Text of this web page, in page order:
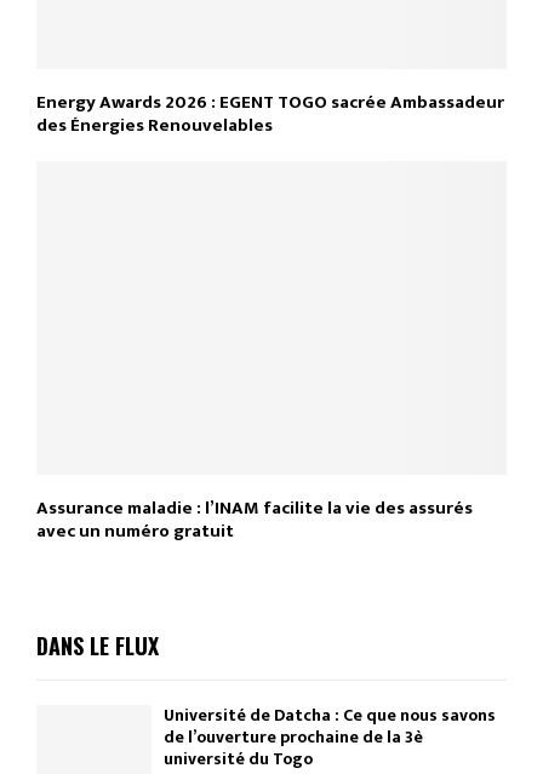
Energy Awards 2026 : EGENT TOGO sacrée Ambassadeur
des Énergies Renouvelables
Assurance maladie : l’INAM facilite la vie des assurés
avec un numéro gratuit
DANS LE FLUX
Université de Datcha : Ce que nous savons
de l’ouverture prochaine de la 3è
université du Togo